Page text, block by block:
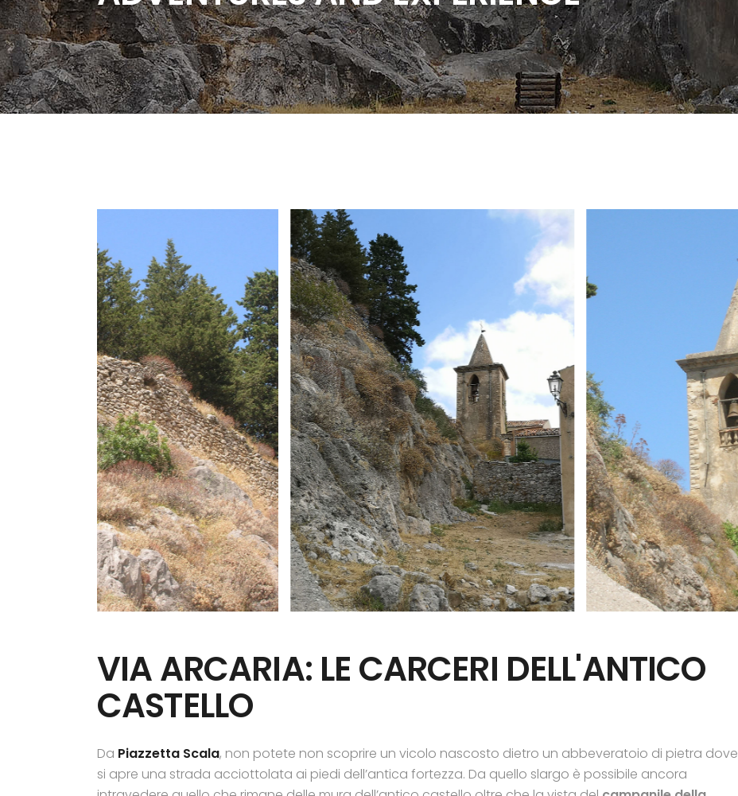
VIA ARCARIA: LE CARCERI DELL'ANTICO
CASTELLO
Da Piazzetta Scala, non potete non scoprire un vicolo nascosto dietro un abbeveratoio di pietra dove
si apre una strada acciottolata ai piedi dell’antica fortezza. Da quello slargo è possibile ancora